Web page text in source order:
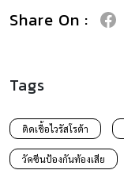
Share On :
Tags
ติดเชื้อไวรัสโรต้า
วัคซีนป้องกันท้องเสีย